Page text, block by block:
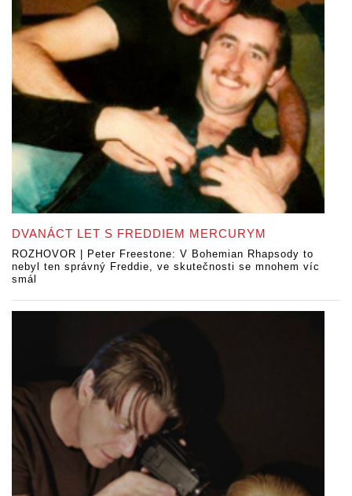
DVANÁCT LET S FREDDIEM MERCURYM
ROZHOVOR | Peter Freestone: V Bohemian Rhapsody to
nebyl ten správný Freddie, ve skutečnosti se mnohem víc
smál